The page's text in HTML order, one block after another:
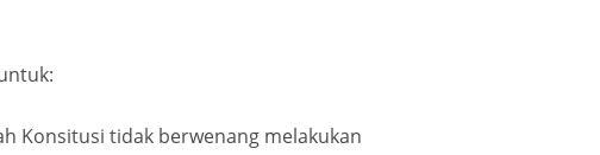
Konsitusi tidak berwenang melakukan